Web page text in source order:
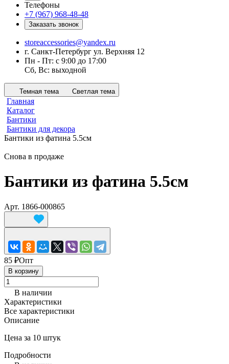
Телефоны
+7 (967) 968-48-48
Заказать звонок
storeaccessories@yandex.ru
г. Санкт-Петербург ул. Верхняя 12
Пн - Пт: с 9:00 до 17:00
Сб, Вс: выходной
Темная тема Светлая тема
Главная
Каталог
Бантики
Бантики для декора
Бантики из фатина 5.5см
Снова в продаже
Бантики из фатина 5.5см
Арт. 1866-000865
85 ₽Опт
В корзину
В наличии
Характеристики
Все характеристики
Описание
Цена за 10 штук
Подробности